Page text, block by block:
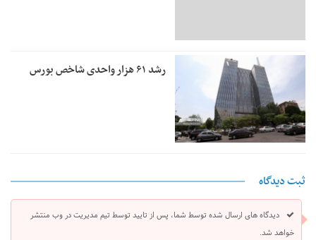
رشد ۶۱ هزار واحدی شاخص بورس
ثبت دیدگاه
دیدگاه های ارسال شده توسط شما، پس از تایید توسط تیم مدیریت در وب منتشر
خواهد شد.